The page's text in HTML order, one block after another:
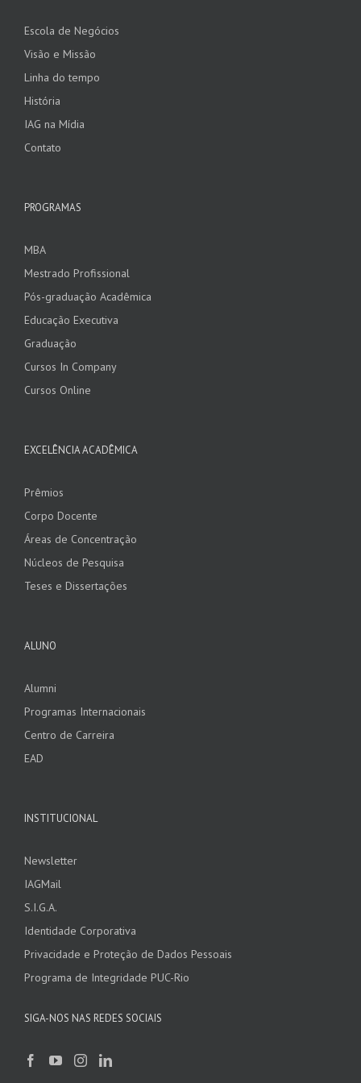
Escola de Negócios
Visão e Missão
Linha do tempo
História
IAG na Mídia
Contato
PROGRAMAS
MBA
Mestrado Profissional
Pós-graduação Acadêmica
Educação Executiva
Graduação
Cursos In Company
Cursos Online
EXCELÊNCIA ACADÊMICA
Prêmios
Corpo Docente
Áreas de Concentração
Núcleos de Pesquisa
Teses e Dissertações
ALUNO
Alumni
Programas Internacionais
Centro de Carreira
EAD
INSTITUCIONAL
Newsletter
IAGMail
S.I.G.A.
Identidade Corporativa
Privacidade e Proteção de Dados Pessoais
Programa de Integridade PUC-Rio
SIGA-NOS NAS REDES SOCIAIS